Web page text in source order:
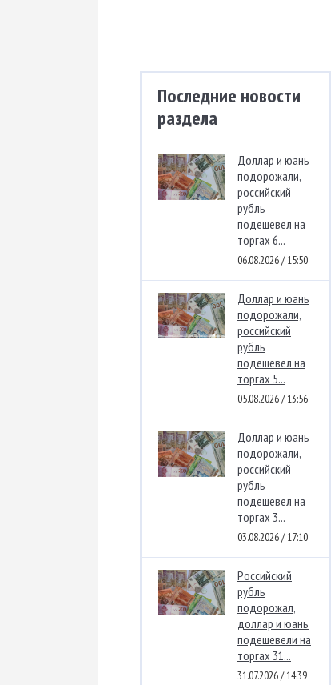
Последние новости
раздела
Доллар и юань
подорожали,
российский
рубль
подешевел на
торгах 6...
06.08.2026 / 15:50
Доллар и юань
подорожали,
российский
рубль
подешевел на
торгах 5...
05.08.2026 / 13:56
Доллар и юань
подорожали,
российский
рубль
подешевел на
торгах 3...
03.08.2026 / 17:10
Российский
рубль
подорожал,
доллар и юань
подешевели на
торгах 31...
31.07.2026 / 14:39